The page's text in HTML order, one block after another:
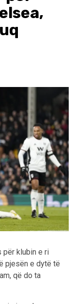
për klubin e ri
pjesën e dytë të
që do ta